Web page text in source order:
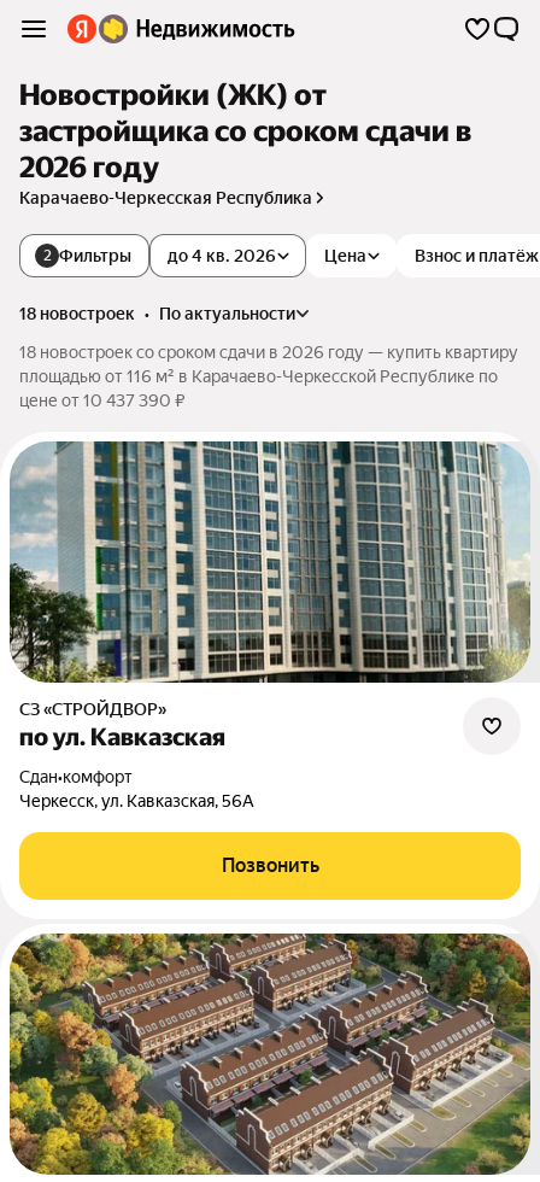
Новостройки (ЖК) от
застройщика со сроком сдачи в
2026 году
Карачаево-Черкесская Республика
2 Фильтры Цена Взнос и платёж
до 4 кв. 2026
18 новостроек •
по актуальности
18 новостроек со сроком сдачи в 2026 году — купить квартиру
площадью от 116 м² в Карачаево-Черкесской Республике по
цене от 10 437 390 ₽
СЗ «СТРОЙДВОР»
по ул. Кавказская
Сдан•комфорт
Черкесск, ул. Кавказская, 56А
Позвонить